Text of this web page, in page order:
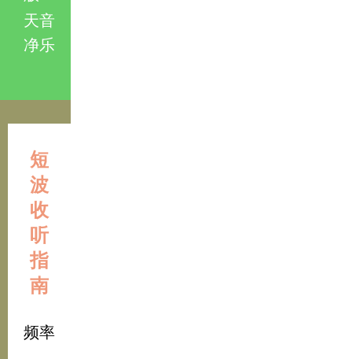
天音
净乐
短
波
收
听
指
南
频率